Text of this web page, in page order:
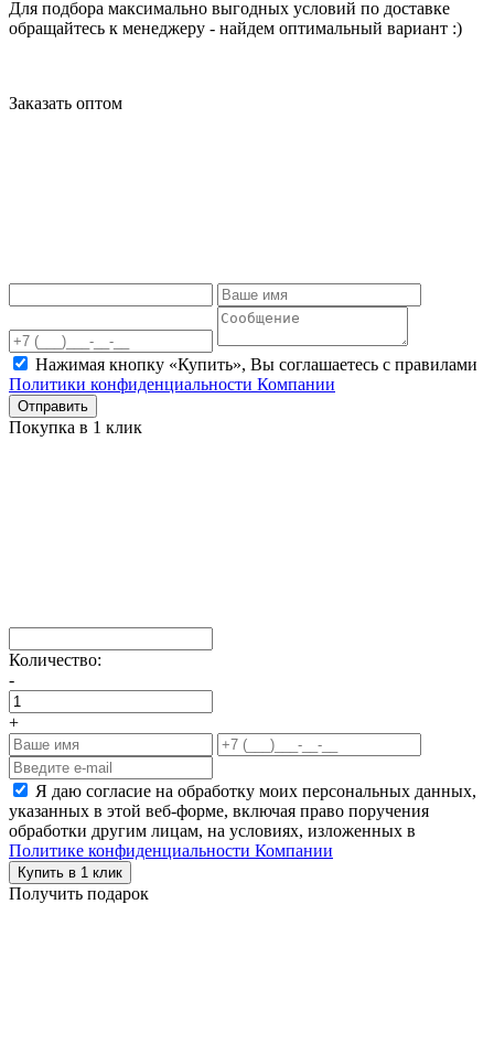
Для подбора максимально выгодных условий по доставке
обращайтесь к менеджеру - найдем оптимальный вариант :)
Заказать оптом
Нажимая кнопку «Купить», Вы соглашаетесь c правилами
Политики конфиденциальности Компании
Отправить
Покупка в 1 клик
Количество:
-
+
Я даю согласие на обработку моих персональных данных,
указанных в этой веб-форме, включая право поручения
обработки другим лицам, на условиях, изложенных в
Политике конфиденциальности Компании
Купить в 1 клик
Получить подарок